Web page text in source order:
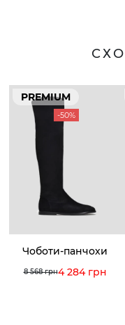
PREMIUM
-50%
Чоботи-панчохи
8 568 грн4 284 грн